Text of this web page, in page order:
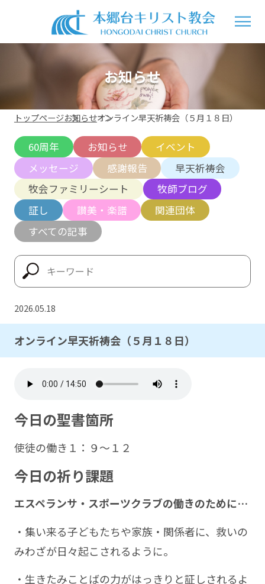
お知らせ
トップページお知らせオンライン早天祈祷会（５月１８日）
60周年 お知らせ
イベント
メッセージ
感謝報告
早天祈祷会
牧会ファミリーシート
牧師ブログ
証し
讃美・楽譜
関連団体
すべての記事
2026.05.18
オンライン早天祈祷会（５月１８日）
今日の聖書箇所
使徒の働き１：９～１２
今日の祈り課題
エスペランサ・スポーツクラブの働きのために…
・集い来る子どもたちや家族・関係者に、救いの
みわざが日々起こされるように。
・生きたみことばの力がはっきりと証しされるよ